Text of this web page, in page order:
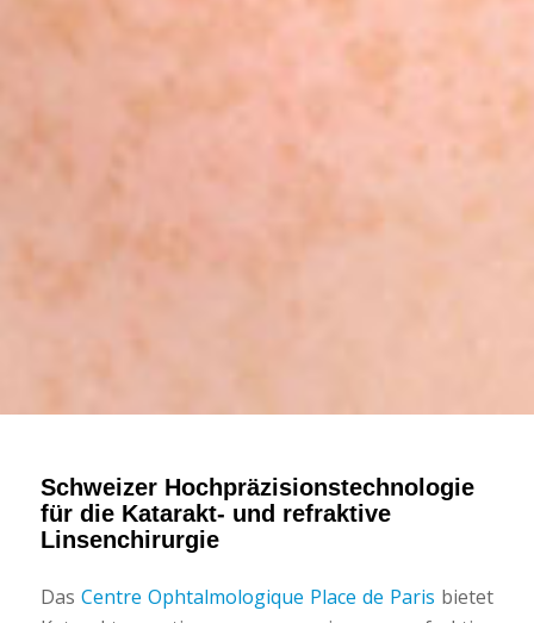
Schweizer Hochpräzisionstechnologie
für die Katarakt- und refraktive
Linsenchirurgie
Das Centre Ophtalmologique Place de Paris bietet